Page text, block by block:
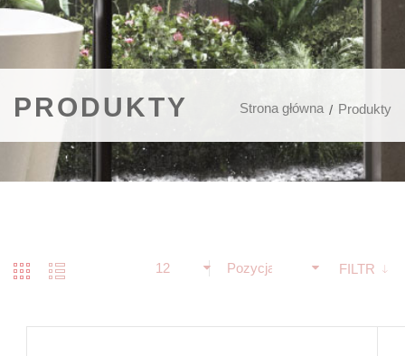
PRODUKTY Strona główna Produkty
Pozycja FILTR
12